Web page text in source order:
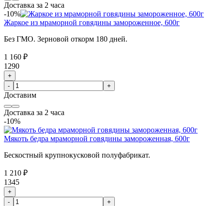
Доставка за 2 часа
-10%
Жаркое из мраморной говядины замороженное, 600г
Без ГМО. Зерновой откорм 180 дней.
1 160 ₽
1290
+
-
+
Доставим
Доставка за 2 часа
-10%
Мякоть бедра мраморной говядины замороженная, 600г
Бескостный крупнокусковой полуфабрикат.
1 210 ₽
1345
+
-
+